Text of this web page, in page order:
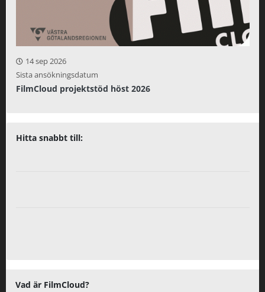
14 sep 2026
Sista ansökningsdatum
FilmCloud projektstöd höst 2026
Hitta snabbt till:
Vad är FilmCloud?